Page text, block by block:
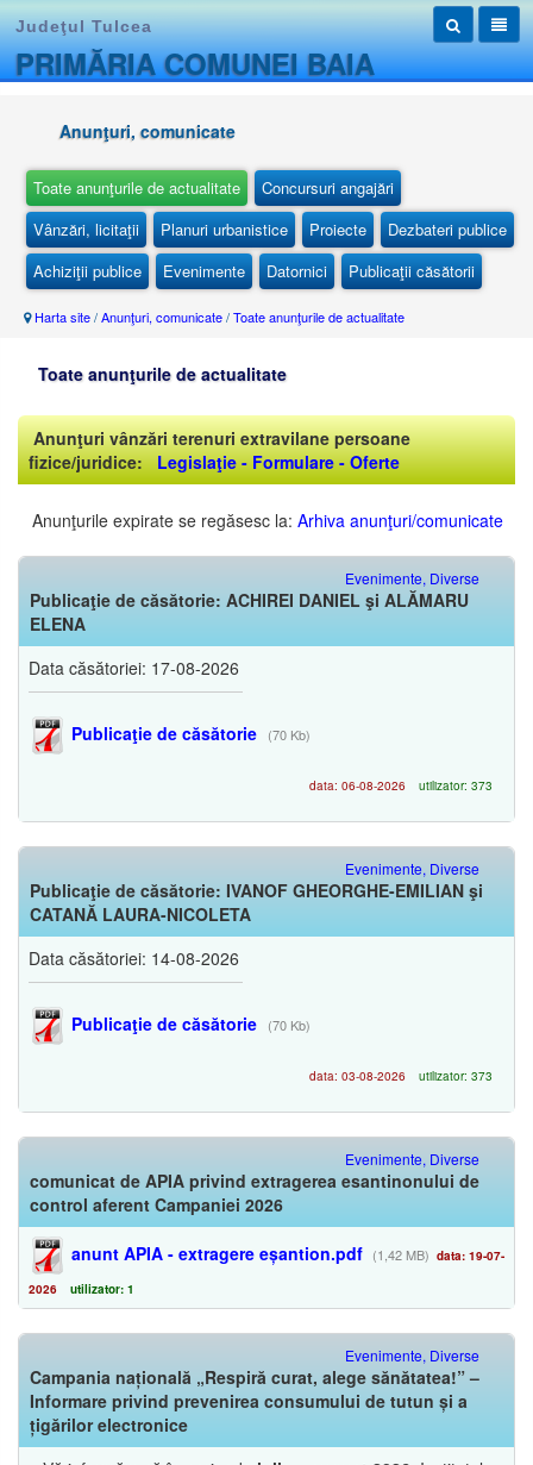
Judeţul Tulcea
PRIMĂRIA COMUNEI BAIA
Anunţuri, comunicate
Toate anunţurile de actualitate
Concursuri angajări
Vânzări, licitaţii
Planuri urbanistice Proiecte
Dezbateri publice
Achiziţii publice
Evenimente Datornici Publicaţii căsătorii
Harta site/Anunţuri, comunicate/Toate anunţurile de actualitate
Toate anunţurile de actualitate
Anunţuri vânzări terenuri extravilane persoane
fizice/juridice: Legislaţie - Formulare - Oferte
Anunţurile expirate se regăsesc la: Arhiva anunţuri/comunicate
Evenimente, Diverse
Publicaţie de căsătorie: ACHIREI DANIEL şi ALĂMARU
ELENA
Data căsătoriei: 17-08-2026
Publicaţie de căsătorie (70 Kb)
data: 06-08-2026 utilizator: 373
Evenimente, Diverse
Publicaţie de căsătorie: IVANOF GHEORGHE-EMILIAN şi
CATANĂ LAURA-NICOLETA
Data căsătoriei: 14-08-2026
Publicaţie de căsătorie (70 Kb)
data: 03-08-2026 utilizator: 373
Evenimente, Diverse
comunicat de APIA privind extragerea esantinonului de
control aferent Campaniei 2026
anunt APIA - extragere eșantion.pdf (1,42 MB) data: 19-07-
2026 utilizator: 1
Evenimente, Diverse
Campania națională „Respiră curat, alege sănătatea!” –
Informare privind prevenirea consumului de tutun și a
țigărilor electronice